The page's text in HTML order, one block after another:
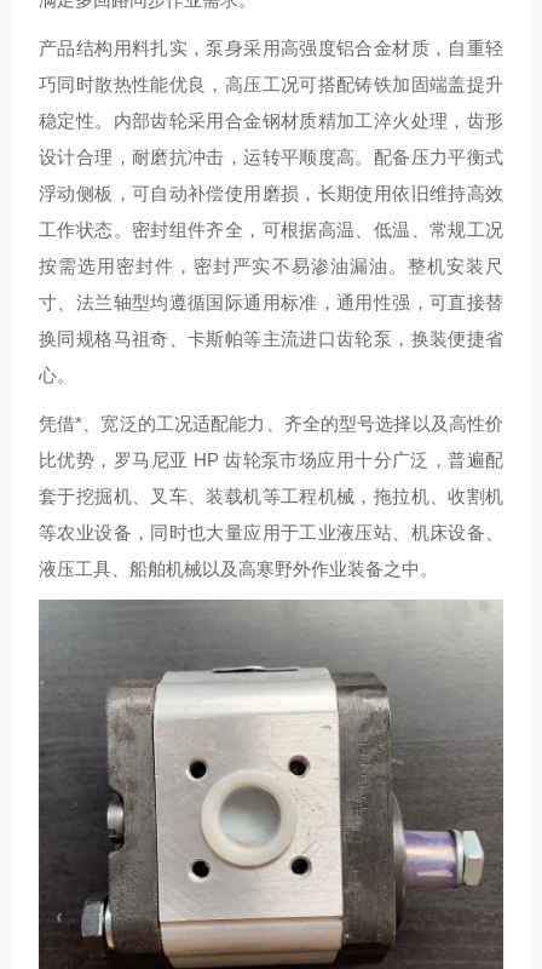
产品结构用料扎实，泵身采用高强度铝合金材质，自重轻
巧同时散热性能优良，高压工况可搭配铸铁加固端盖提升
稳定性。内部齿轮采用合金钢材质精加工淬火处理，齿形
设计合理，耐磨抗冲击，运转平顺度高。配备压力平衡式
浮动侧板，可自动补偿使用磨损，长期使用依旧维持高效
工作状态。密封组件齐全，可根据高温、低温、常规工况
按需选用密封件，密封严实不易渗油漏油。整机安装尺
寸、法兰轴型均遵循国际通用标准，通用性强，可直接替
换同规格马祖奇、卡斯帕等主流进口齿轮泵，换装便捷省
心。
凭借*、宽泛的工况适配能力、齐全的型号选择以及高性价
比优势，罗马尼亚 HP 齿轮泵市场应用十分广泛，普遍配
套于挖掘机、叉车、装载机等工程机械，拖拉机、收割机
等农业设备，同时也大量应用于工业液压站、机床设备、
液压工具、船舶机械以及高寒野外作业装备之中。